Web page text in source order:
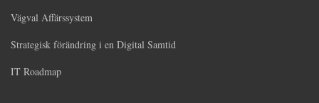
Vägval Affärssystem
Strategisk förändring i en Digital Samtid
IT Roadmap